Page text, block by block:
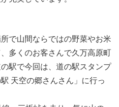
で山間ならではの野菜やお米
多くのお客さんで久万高原町
駅で今回は、道の駅スタンプ
天空の郷さんさん」に行っ